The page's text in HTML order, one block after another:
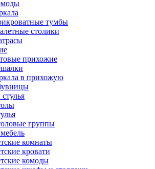
тумбы
столики
прихожие
в прихожую
группы
комнаты
кровати
комоды